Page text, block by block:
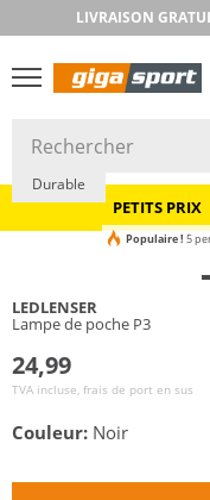
LIVRAISON
PETITS PRIX
PETITS PRIX
Durable
Populaire ! 5
LEDLENSER
Lampe de poche P3
24,99
TVA incluse, frais de port en sus
Couleur: Noir